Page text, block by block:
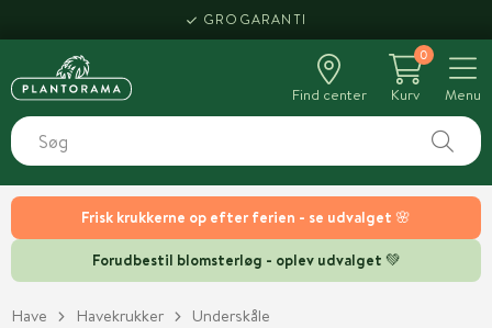
Frisk krukkerne op efter ferien - se udvalget 🌸
Forudbestil blomsterløg - oplev udvalget 💚
HENT SAMME DAG
Find center
0
Kurv
Menu
Have Havekrukker Underskåle